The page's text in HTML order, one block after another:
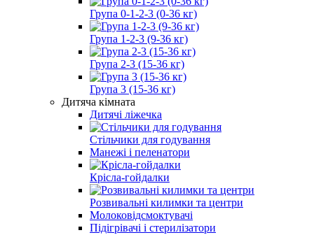
Група 0-1-2-3 (0-36 кг)
Група 1-2-3 (9-36 кг)
Група 2-3 (15-36 кг)
Група 3 (15-36 кг)
Дитяча кімната
Дитячі ліжечка
Стільчики для годування
Манежі і пеленатори
Крісла-гойдалки
Розвивальні килимки та центри
Молоковідсмоктувачі
Підігрівачі і стерилізатори